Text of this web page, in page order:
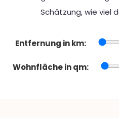
Schätzung, wie viel
Entfernung in km:
Wohnfläche in qm: